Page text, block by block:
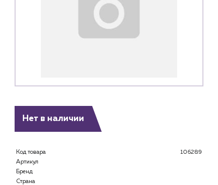
Нет в наличии
Код товара
106289
Артикул
Бренд
Страна